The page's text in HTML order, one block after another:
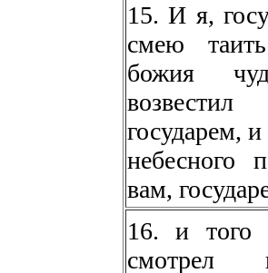
15. И я,
смею
божия
государем,
небесного
вам,
16. и того
смотрел